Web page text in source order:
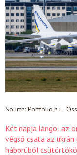
Source:Portfolio.hu -
Két napja lángol az
végső csata az
háborúból